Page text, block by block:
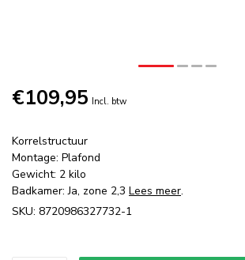
€109,95 Incl. btw
Korrelstructuur
Montage: Plafond
Gewicht: 2 kilo
Badkamer: Ja, zone 2,3 Lees meer.
SKU: 8720986327732-1